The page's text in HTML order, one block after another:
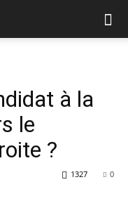
à la
le
?
0
1327